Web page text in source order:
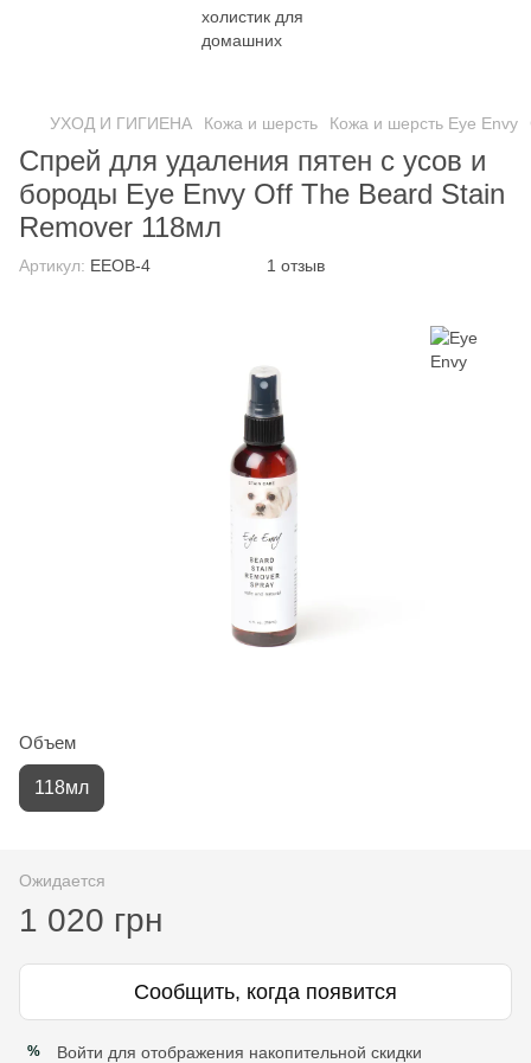
УХОД И ГИГИЕНА Кожа и шерсть Кожа и шерсть Eye Envy
Спрей для удаления пятен с усов и
бороды Eye Envy Off The Beard Stain
Remover 118мл
Артикул: EEOB-4 1 отзыв
Объем
118мл
Ожидается
1 020 грн
Сообщить, когда появится
% Войти для отображения накопительной скидки